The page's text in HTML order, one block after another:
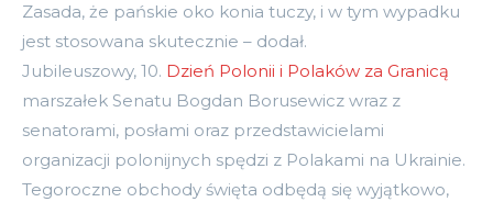
Zasada, że pańskie oko konia tuczy, i w tym wypadku
jest stosowana skutecznie – dodał.
Jubileuszowy, 10. Dzień Polonii i Polaków za Granicą
marszałek Senatu Bogdan Borusewicz wraz z
senatorami, posłami oraz przedstawicielami
organizacji polonijnych spędzi z Polakami na Ukrainie.
Tegoroczne obchody święta odbędą się wyjątkowo,